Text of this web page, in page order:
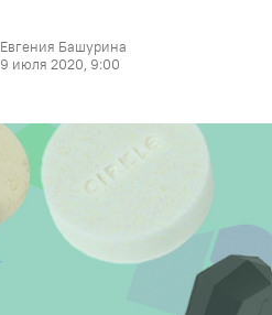
Евгения Башурина
9 июля 2020, 9:00